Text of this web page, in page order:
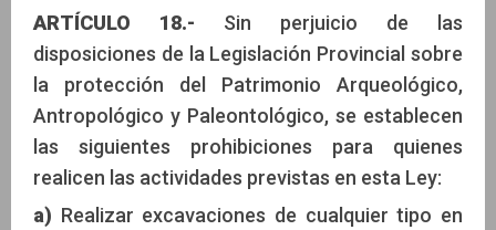
ARTÍCULO 18.- Sin perjuicio de las
disposiciones de la Legislación Provincial sobre
la protección del Patrimonio Arqueológico,
Antropológico y Paleontológico, se establecen
las siguientes prohibiciones para quienes
realicen las actividades previstas en esta Ley:
a) Realizar excavaciones de cualquier tipo en